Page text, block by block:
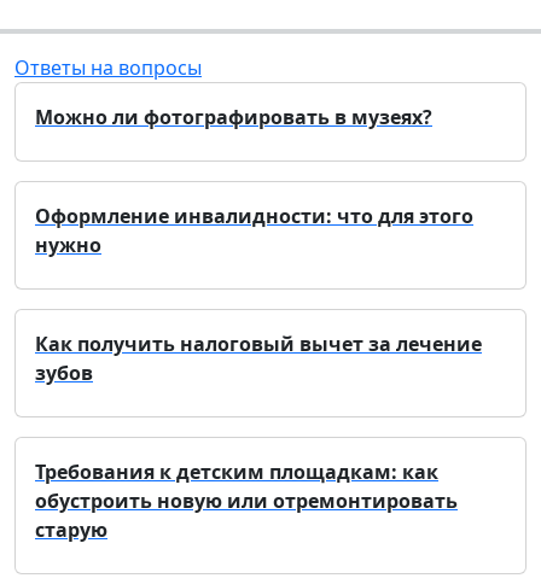
Ответы на вопросы
Можно ли фотографировать в музеях?
Оформление инвалидности: что для этого
нужно
Как получить налоговый вычет за лечение
зубов
Требования к детским площадкам: как
обустроить новую или отремонтировать
старую